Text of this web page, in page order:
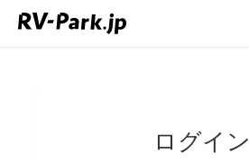
ログイン